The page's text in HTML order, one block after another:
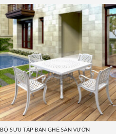
Add to
wishlist
BỘ SƯU TẬP BÀN GHẾ SÂN VƯỜN